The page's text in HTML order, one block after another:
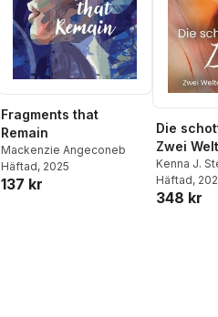
Fragments that
Remain
Mackenzie Angeconeb
Häftad, 2025
137 kr
Die
Zwei
Kenna J.
Häftad,
348 kr